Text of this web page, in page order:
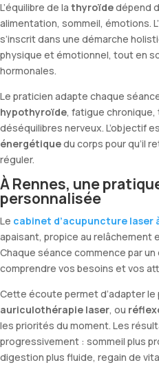
L’équilibre de la thyroïdedépend
alimentation, sommeil, émotions. L’
s’inscrit dans une démarche
physique et émotionnel, tout en
hormonales.
Le praticien adapte chaque
hypothyroïde, fatigue
déséquilibres nerveux. L’objectif
énergétiquedu corps pour qu’il
réguler.
À Rennes, une
personnalisée
Le cabinet d’acupuncture laser
apaisant, propice au relâchement
Chaque séance commence par
comprendre vos besoins et vos
Cette écoute permet d’adapter le
auriculothérapie laser, ou
les priorités du moment. Les
progressivement : sommeil plus
digestion plus fluide, regain de